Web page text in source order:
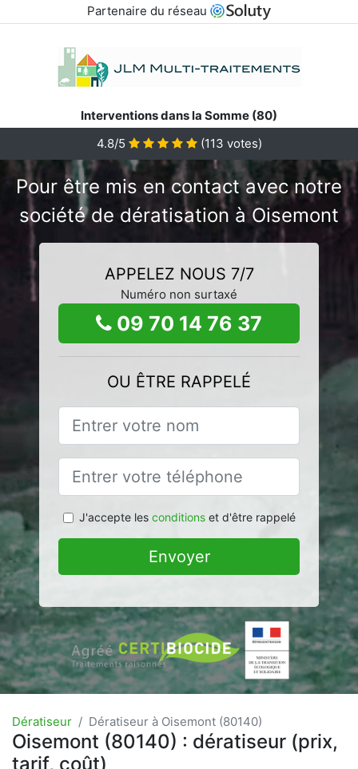
Partenaire du réseau
Interventions dans la Somme (80)
4.8/5
(113 votes)
Pour être mis en contact avec notre
société de dératisation à Oisemont
APPELEZ NOUS 7/7
Numéro non surtaxé
09 70 14 76 37
OU ÊTRE RAPPELÉ
J'accepte les conditionset d'être rappelé
Envoyer
Dératiseur Dératiseur à Oisemont (80140)
Oisemont (80140) : dératiseur (prix,
tarif, coût)